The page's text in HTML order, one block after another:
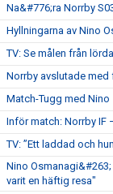
Na&#776;ra Norrby
Hyllningarna av Nino
TV: Se målen från
Norrby avslutade
Match-Tugg med Nino
Inför match: Norrby IF
TV: ”Ett laddad och
Nino
varit en häftig resa"